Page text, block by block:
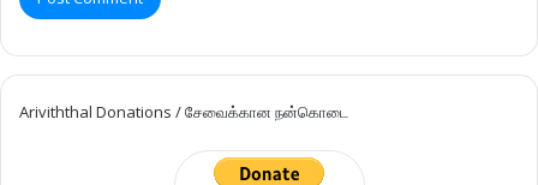
Ariviththal Donations / சேவைக்கான நன்கொடை